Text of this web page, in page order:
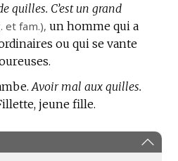
quilles. C’est un grand
et fam.), un homme qui a
ou qui se vante
Avoir mal aux quilles.
jeune fille.